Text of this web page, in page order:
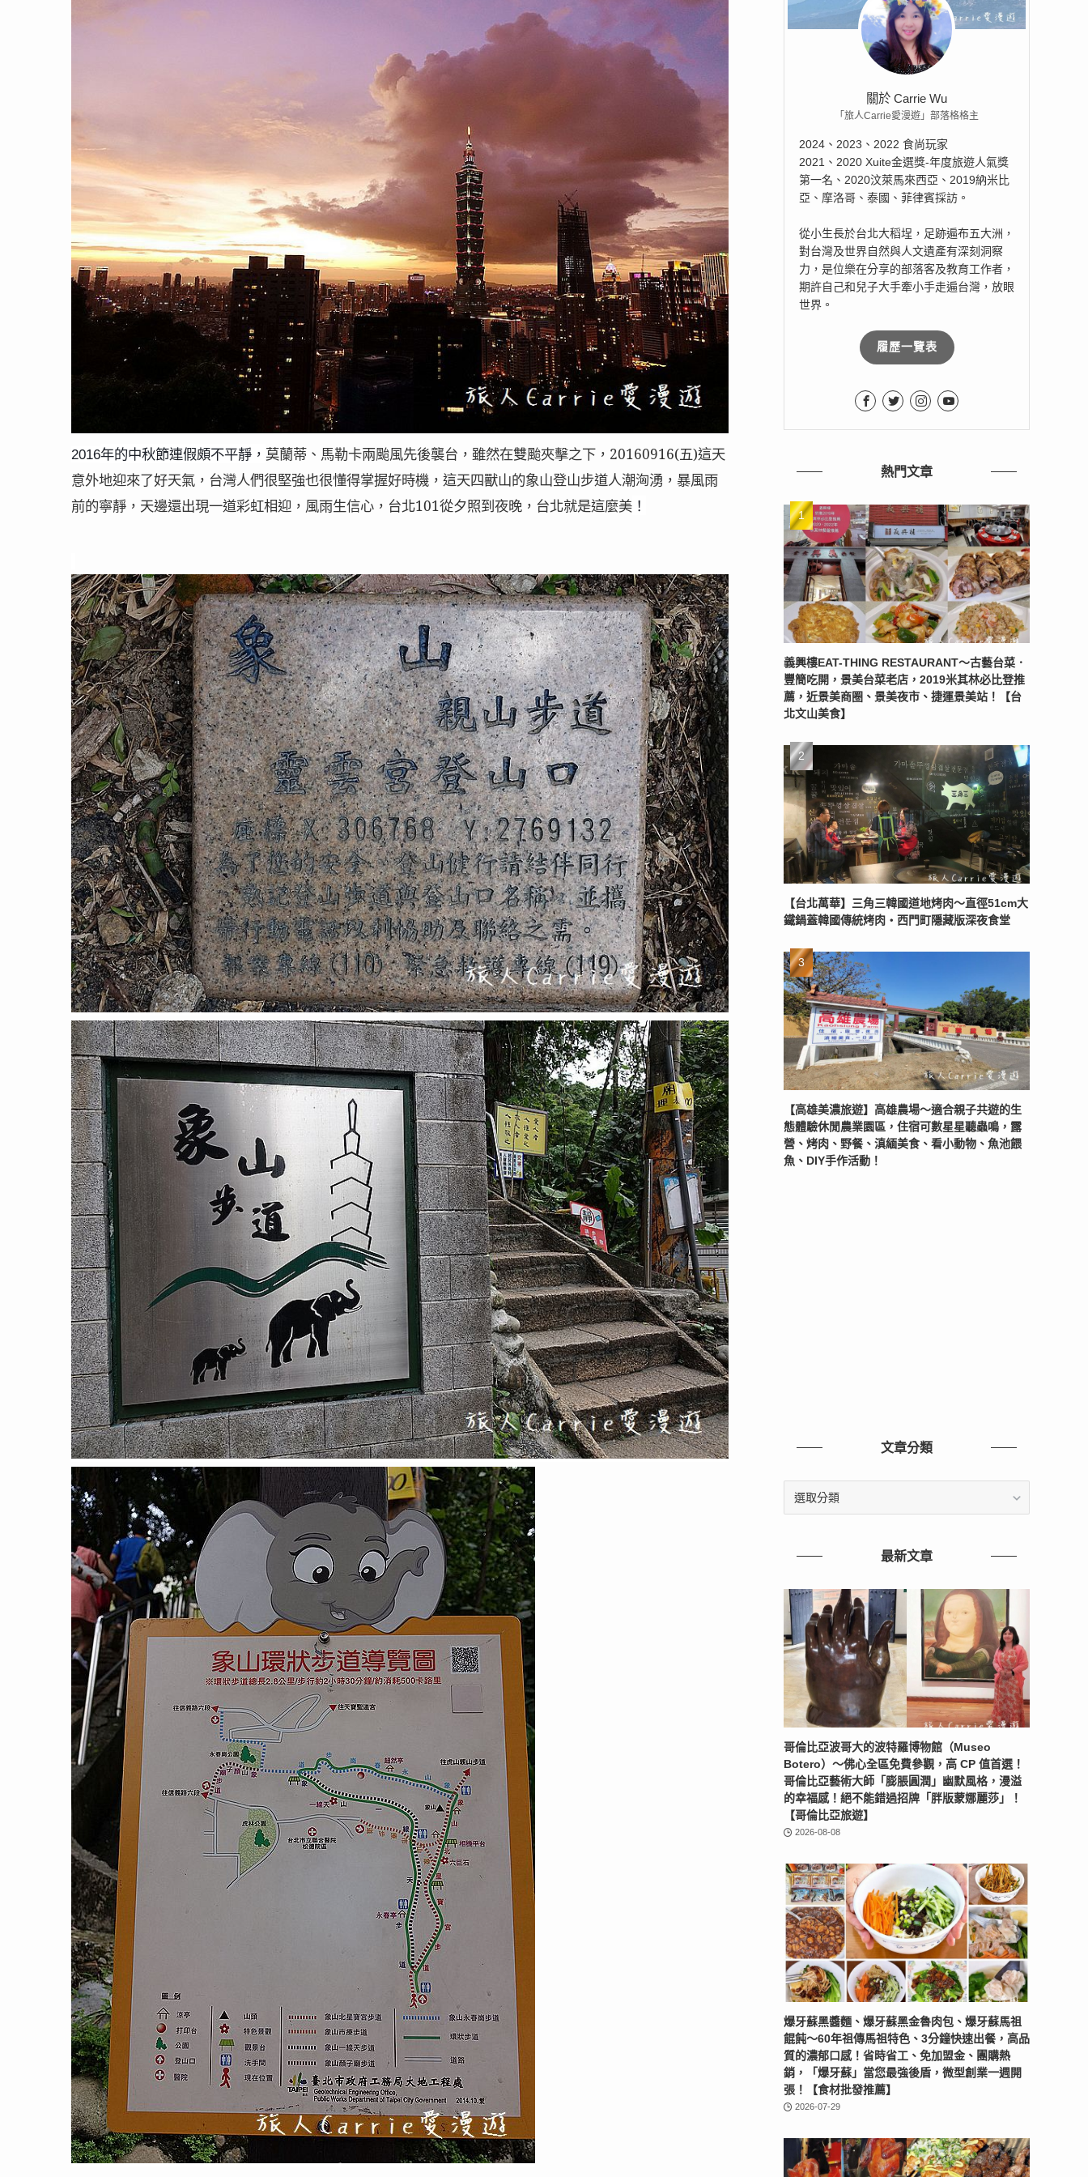
2016年的中秋節連假頗不平靜， 莫蘭蒂、馬勒卡兩颱風先後襲台，雖然在雙颱夾擊之下，20160916(五)這天
意外地迎來了好天氣，台灣人們很堅強也很懂得掌握好時機，這天四獸山的象山登山步道人潮洶湧，暴風雨
前的寧靜，天邊還出現一道彩虹相迎，風雨生信心，台北101從夕照到夜晚，台北就是這麼美 ！
關於 Carrie Wu
「旅人Carrie愛漫遊」部落格格主
2024、2023、2022 食尚玩家
2021、2020 Xuite金選獎-年度旅遊人氣獎
第一名、2020汶萊馬來西亞、2019納米比
亞、摩洛哥、泰國、菲律賓採訪。
從小生長於台北大稻埕，足跡遍布五大洲，
對台灣及世界自然與人文遺產有深刻洞察
力，是位樂在分享的部落客及教育工作者，
期許自己和兒子大手牽小手走遍台灣，放眼
世界。
履歷一覽表
熱門文章
義興樓EAT-THING RESTAURANT〜古藝台菜．
豐簡吃開，景美台菜老店，2019米其林必比登推
薦，近景美商圈、景美夜市、捷運景美站！【台
北文山美食】
【台北萬華】三角三韓國道地烤肉～直徑51cm大
鐵鍋蓋韓國傳統烤肉‧西門町隱藏版深夜食堂
【高雄美濃旅遊】高雄農場〜適合親子共遊的生
態體驗休閒農業園區，住宿可數星星聽蟲鳴，露
營、烤肉、野餐、滇緬美食、看小動物、魚池餵
魚、DIY手作活動！
文章分類
最新文章
哥倫比亞波哥大的波特羅博物館（Museo
Botero）～佛心全區免費參觀，高 CP 值首選！
哥倫比亞藝術大師「膨脹圓潤」幽默風格，漫溢
的幸福感！絕不能錯過招牌「胖版蒙娜麗莎」！
【哥倫比亞旅遊】
2026-08-08
爆牙蘇黑醬麵、爆牙蘇黑金魯肉包、爆牙蘇馬祖
餛飩～60年祖傳馬祖特色、3分鐘快速出餐，高品
質的濃郁口感！省時省工、免加盟金、團購熱
銷，「爆牙蘇」當您最強後盾，微型創業一週開
張！【食材批發推薦】
2026-07-29